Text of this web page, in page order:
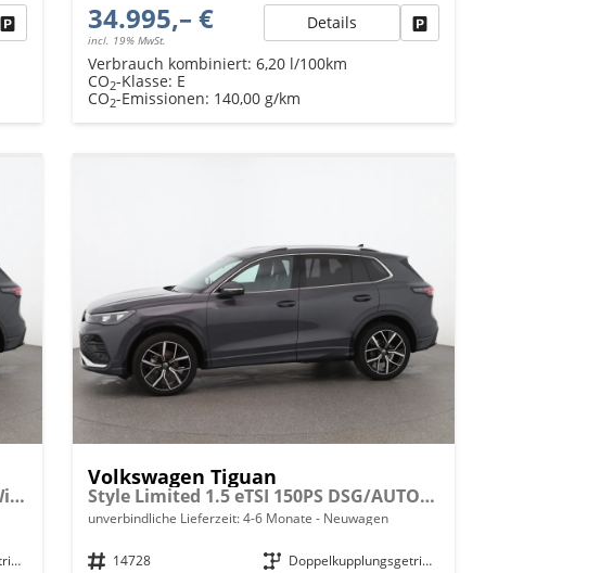
Fahrzeug parken34.995,– €
incl. 19% MwSt.
Details Fahrzeug parken
Verbrauch kombiniert:6,20 l/100km
CO2-Klasse: E
CO2-Emissionen: 140,00 g/km
Limited 2.0 TDI 150PS DSG, Metallic, Winterpaket, 17" Alu, LED-Scheinwerfer PLUS, Keyless, Elektr. Heckklappe, Alarm, Akustik-Fenster, Privacy, Park Assist, Parksensoren vo/hi, 360°-Kamera, Digital Cockpit Pro, Radio Ready2Discover 12,9"+App-Connect
Doppelkupplungsgetriebe (DSG)
Volkswagen Tiguan
Style Limited 1.5 eTSI 150PS DSG/AUTOMATIK, 18" Alu, LED-Scheinwerfer PLUS, Elektr. Heckklappe, Alarm, Winter-Paket, Keyless, ACC, Park Assist, Kamera, Digital Cockpit, Radio Ready2Discover 12,9", 3-Z-Climatronic, Akustik-Paket, Privacy
unverbindliche Lieferzeit: 4-6 Monate Neuwagen
Fahrzeugnr. 14728 Getriebe
Doppelkupplungsgetriebe (DSG)